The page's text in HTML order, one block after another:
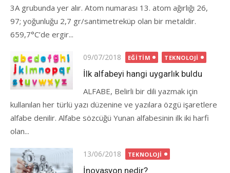
3A grubunda yer alır. Atom numa­rası 13. atom ağırlığı 26,
97; yoğunluğu 2,7 gr/santimetreküp olan bir metaldir.
659,7°C’de er­gir...
Posted
on
09/07/2018 EĞITIM TEKNOLOJI
İlk alfabeyi hangi uygarlık buldu
ALFABE, Belirli bir dili yazmak için
kullanılan her türlü yazı düzenine ve yazılara özgü işa­retlere
alfabe denilir. Alfabe sözcüğü Yunan alfabesinin ilk iki harfi
olan...
Posted
on
13/06/2018 TEKNOLOJI
İnovasyon nedir?